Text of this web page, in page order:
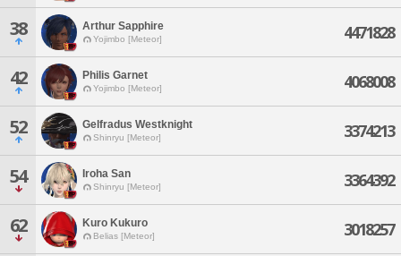
38 Arthur Sapphire
Yojimbo [Meteor] 4471828
42 Philis Garnet
Yojimbo [Meteor] 4068008
52 Gelfradus Westknight
Shinryu [Meteor] 3374213
54 Iroha San
Shinryu [Meteor] 3364392
62 Kuro Kukuro
Belias [Meteor] 3018257